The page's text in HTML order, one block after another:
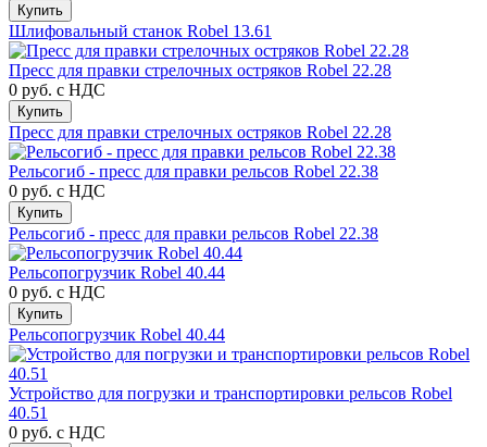
Купить
Шлифовальный станок Robel 13.61
Пресс для правки стрелочных остряков Robel 22.28
0 руб. с НДС
Купить
Пресс для правки стрелочных остряков Robel 22.28
Рельсогиб - пресс для правки рельсов Robel 22.38
0 руб. с НДС
Купить
Рельсогиб - пресс для правки рельсов Robel 22.38
Рельсопогрузчик Robel 40.44
0 руб. с НДС
Купить
Рельсопогрузчик Robel 40.44
Устройство для погрузки и транспортировки рельсов Robel
40.51
0 руб. с НДС